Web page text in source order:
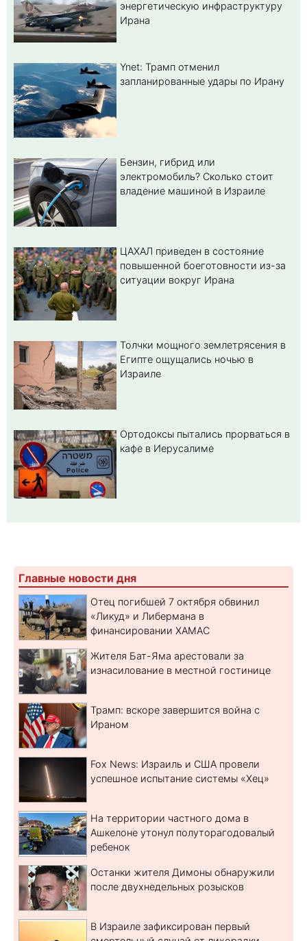
энергетическую инфраструктуру
Ирана
Ynet: Трамп отменил
запланированные удары по Ирану
Бензин, гибрид или
электромобиль? Cколько стоит
владение машиной в Израиле
ЦАХАЛ приведен в состояние
повышенной боеготовности из-за
ситуации вокруг Ирана
Толчки мощного землетрясения в
Египте ощущались ночью в
Израиле
Ортодоксы пытались прорваться в
кафе в Иерусалиме
Главные новости дня
Отец погибшей 7 октября обвинил
«Ликуд» и Либермана в
финансировании ХАМАС
Жителя Бат-Яма арестовали за
изнасилование в местной гостинице
Трамп: вскоре завершится война с
Ираном
Fox News: Израиль и США провели
успешное испытание системы «Хец»
На территории частного дома в
Ашкелоне утонул полуторагодовалый
ребенок
Останки жителя Димоны обнаружили
после двухнедельных розысков
В Израиле зафиксирован первый